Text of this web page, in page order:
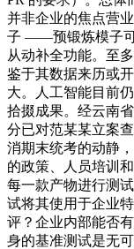
并非企业的焦点营
子 ——预锻炼模子
从动补全功能。至
鉴于其数据来历或
大。人工智能目前
拾掇成果。经云南
分已对范某某立案
消期末统考的动静
的政策、人员培训
每一款产物进行测
试将其使用于企业
评？企业内部能否
身的基准测试是无